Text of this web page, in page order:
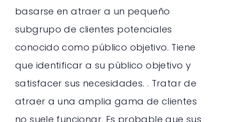
basarse en atraer a un pequeño
subgrupo de clientes potenciales
conocido como público objetivo. Tiene
que identificar a su público objetivo y
satisfacer sus necesidades. . Tratar de
atraer a una amplia gama de clientes
no suele funcionar. Es probable que sus